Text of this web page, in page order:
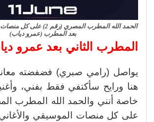
الحمد الله المطرب المصري
بعد المطرب (عمرو دياب)
المطرب الثاني بعد عمرو
يواصل (رامي صبري) فضفضته
هنا ورايح سأكتفي فقط بفني،
على كل منصات الموسيقي